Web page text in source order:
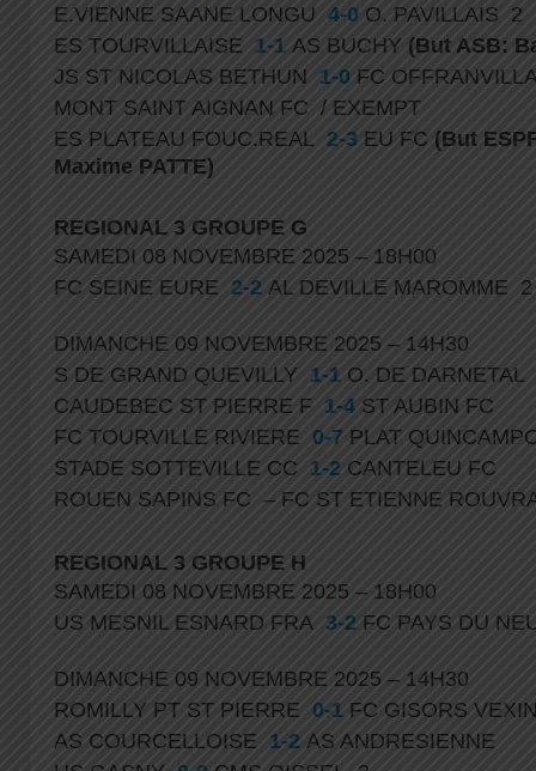
E.VIENNE SAANE LONGU 4-0 O. PAVILLAIS 2
ES TOURVILLAISE 1-1 AS BUCHY (But ASB:
JS ST NICOLAS BETHUN 1-0 FC
MONT SAINT AIGNAN FC / EXEMPT
ES PLATEAU FOUC.REAL 2-3 EU FC (But
Maxime PATTE)
REGIONAL 3 GROUPE G
SAMEDI 08 NOVEMBRE 2025 – 18H00
FC SEINE EURE 2-2 AL DEVILLE MAROMME
DIMANCHE 09 NOVEMBRE 2025 – 14H30
S DE GRAND QUEVILLY 1-1 O. DE DARNETAL
CAUDEBEC ST PIERRE F 1-4 ST AUBIN FC
FC TOURVILLE RIVIERE 0-7 PLAT
STADE SOTTEVILLE CC 1-2 CANTELEU FC
ROUEN SAPINS FC – FC ST ETIENNE
REGIONAL 3 GROUPE H
SAMEDI 08 NOVEMBRE 2025 – 18H00
US MESNIL ESNARD FRA 3-2 FC PAYS DU
DIMANCHE 09 NOVEMBRE 2025 – 14H30
ROMILLY PT ST PIERRE 0-1 FC GISORS
AS COURCELLOISE 1-2 AS ANDRESIENNE